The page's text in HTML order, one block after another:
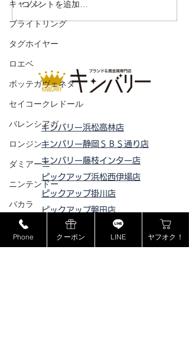
キャノン
ブライトリング
タグホイヤー
ロエベ
ボッテガヴェネタ
セイコークレドール
バレンシアガ
ロンジン
ダミアーニ
ニンテンドー
バカラ
IWC
コメントを追加…
キンバリー浜松高林店
キンバリー静岡ＳＢＳ通り店
キンバリー藤枝インター店
ピックアップ浜松西伊場店
ピックアップ掛川 店
ピックアップ磐田店
ピックアップ浜松宮竹店
ピックアップ藤枝高洲店
Phone クーポン LINE ヤフオク！